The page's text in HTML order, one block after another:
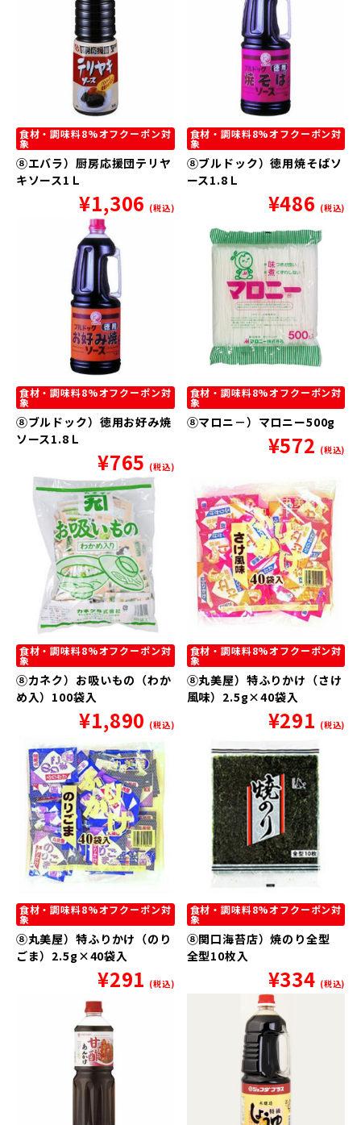
食材・調味料8%オフクーポン対
象
⑧エバラ）厨房応援団テリヤ
キソース1Ｌ
¥1,306 (税込)
食材・調味料8%オフクーポン対
象
⑧ブルドック）徳用焼そばソ
ース1.8Ｌ
¥486 (税込)
食材・調味料8%オフクーポン対
象
⑧ブルドック）徳用お好み焼
ソース1.8Ｌ
¥765 (税込)
食材・調味料8%オフクーポン対
象
⑧マロニ－）マロニー500g
¥572 (税込)
食材・調味料8%オフクーポン対
象
⑧カネク）お吸いもの（わか
め入）100袋入
¥1,890 (税込)
食材・調味料8%オフクーポン対
象
⑧丸美屋）特ふりかけ（さけ
風味）2.5g×40袋入
¥291 (税込)
食材・調味料8%オフクーポン対
象
⑧丸美屋）特ふりかけ（のり
ごま）2.5g×40袋入
¥291 (税込)
食材・調味料8%オフクーポン対
象
⑧関口海苔店）焼のり全型
全型10枚入
¥334 (税込)